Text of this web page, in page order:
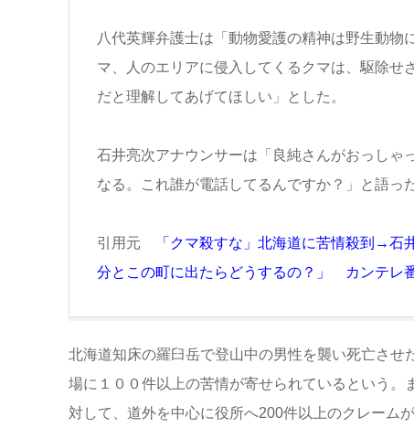
八代英輝弁護士は「動物愛護の精神は野生動
マ、人のエリアに侵入してくるクマは、駆除
だと理解してあげてほしい」とした。
石井亮次アナウンサーは「良純さんがおっしゃ
なる。これ誰が電話してるんですか？」と語った
引用元
「クマ殺すな」北海道に苦情殺到→
分とこの町に出たらどうするの？」 カンテレ
北海道知床の羅臼岳で登山中の男性を襲い死亡さ
場に１００件以上の苦情が寄せられているという
対して、道外を中心に役所へ200件以上のクレーム